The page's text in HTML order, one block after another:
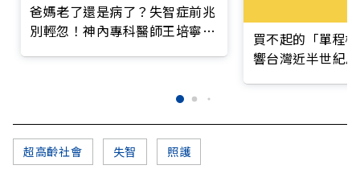
爸媽老了還是病了？失智症前兆
別輕忽！神內專科醫師王培寧呼
買不起的「單程
響台灣近半世紀
超高齡社會 失智 照護